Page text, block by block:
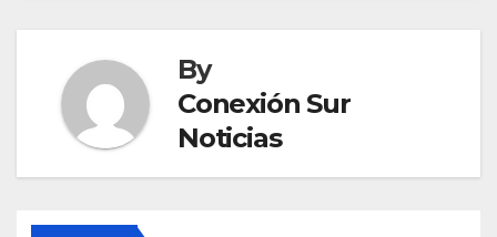
By
Conexión Sur
Noticias